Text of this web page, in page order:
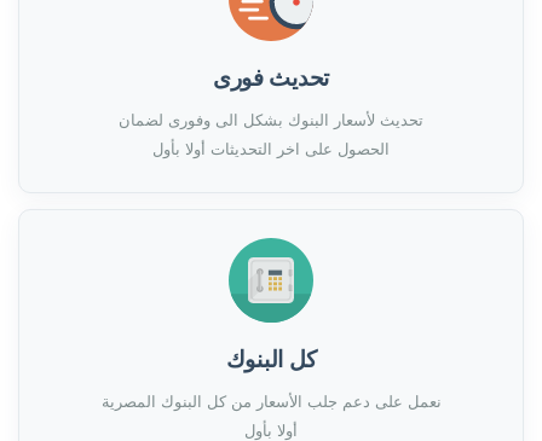
تحديث فورى
تحديث لأسعار البنوك بشكل الى وفورى لضمان
الحصول على اخر التحديثات أولا بأول
كل البنوك
نعمل على دعم جلب الأسعار من كل البنوك المصرية
أولا بأول